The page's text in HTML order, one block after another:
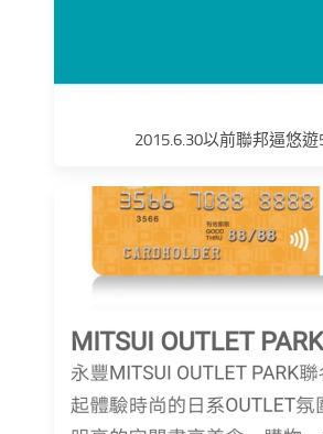
2015.6.30以前聯邦逼悠遊